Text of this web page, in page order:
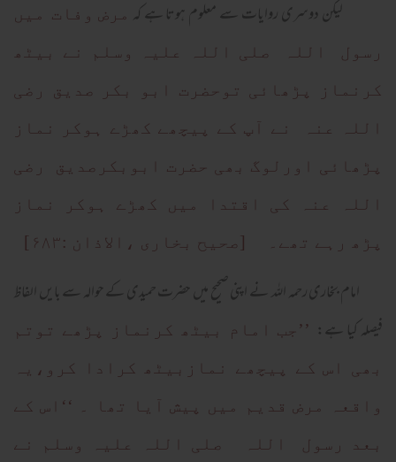
لیکن دوسری روایات سے معلوم ہوتا ہے کہ مرض وفات میں
رسول اللہ صلی اللہ علیہ وسلم نے بیٹھ
کرنماز پڑھائی توحضرت ابو بکر صدیق رضی
اللہ عنہ نے آپ کے پیچھے کھڑے ہوکر نماز
پڑھائی اورلوگ بھی حضرت ابوبکرصدیق رضی
اللہ عنہ کی اقتدا میں کھڑے ہوکر نماز
پڑھ رہے تھے۔ [صحیح بخاری ،الاذان :۶۸۳]
امام بخاری رحمہ اللہ نے اپنی صحیح میں حضرت حمیدی کے حوالہ سے بایں الفاظ
فیصلہ کیا ہے: ’’جب امام بیٹھ کرنماز پڑھے توتم
بھی اس کے پیچھے نمازبیٹھ کرادا کرو،یہ
واقعہ مرض قدیم میں پیش آیا تھا ۔ ‘‘اس کے
بعد رسول اللہ صلی اللہ علیہ وسلم نے